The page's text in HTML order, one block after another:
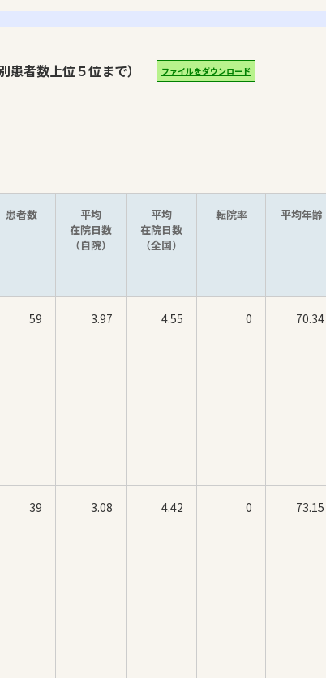
者数上位５位まで） ファイルをダウンロード
患者数
平均
在院日数
（自院）
平均
在院日数
（全国）
転院率 平均年齢
59 3.97 4.55 0 70.34
39 3.08 4.42 0 73.15